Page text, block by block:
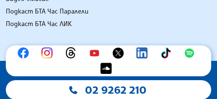
Подкаст БТА Час Паралели
Подкаст БТА Час ЛИК
02 9262 210